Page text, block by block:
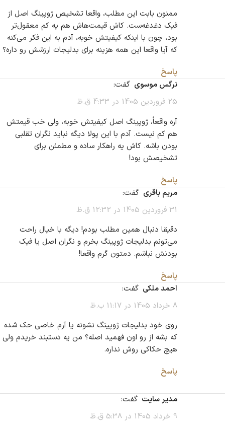
ممنون بابت این مطلب، واقعا تشخیص ژوپینگ اصل از
فیک دغدغه‌ست. کاش قیمت‌هاش هم یه کم معقول‌تر
بود، چون با اینکه کیفیتش خوبه، آدم به این فکر می‌کنه
که آیا واقعا این همه هزینه برای بدلیجات ارزشش رو داره؟
پاسخ
نرگس موسوی گفت:
25 فروردین 1405 در 4:33 ق.ظ
آره واقعاً، ژوپینگ اصل کیفیتش خوبه، ولی خب قیمتش
هم کم نیست. آدم با این پولا دیگه نباید نگران تقلبی
بودن باشه. کاش یه راهکار ساده و مطمئن برای
تشخیصش بود!
پاسخ
مریم باقری گفت:
31 فروردین 1405 در 12:32 ق.ظ
دقیقا دنبال همین مطلب بودم! دیگه با خیال راحت
می‌تونم بدلیجات ژوپینگ بخرم و نگران اصل یا فیک
بودنش نباشم. دمتون گرم واقعا!
پاسخ
احمد ملکی گفت:
8 خرداد 1405 در 11:17 ب.ظ
روی خود بدلیجات ژوپینگ نشونه یا آرم خاصی حک شده
که بشه از رو اون فهمید اصله؟ من یه دستبند خریدم ولی
هیچ حکاکی روش نداره.
پاسخ
مدیر سایت گفت:
9 خرداد 1405 در 5:38 ق.ظ